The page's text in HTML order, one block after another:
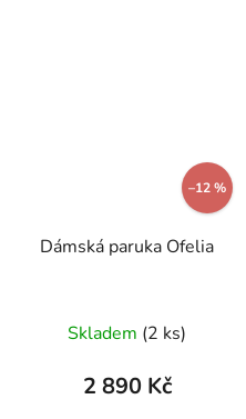
–12 %
Dámská paruka Ofelia
Skladem (2 ks)
2 890 Kč